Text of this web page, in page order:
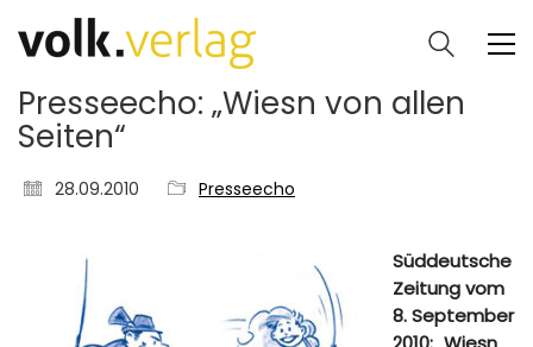
Presseecho: „Wiesn von allen
Seiten“
28.09.2010 Presseecho
Süddeutsche
Zeitung vom
8. September